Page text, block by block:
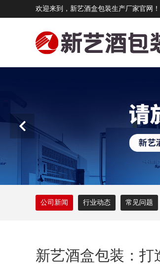
欢迎来到，新艺酒盒包装生产厂家官网！
公司新闻 行业动态 常见问题
新艺酒盒包装：